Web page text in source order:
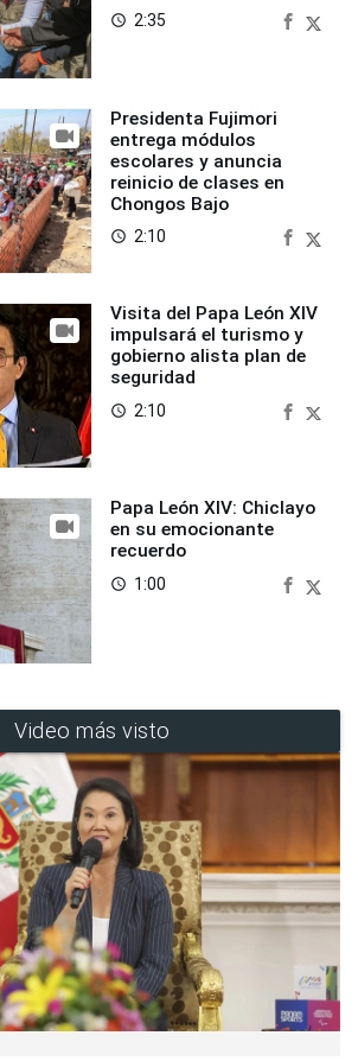
access_time 2:35
Presidenta Fujimori
entrega módulos
escolares y anuncia
reinicio de clases en
Chongos Bajo
access_time 2:10
Visita del Papa León XIV
impulsará el turismo y
gobierno alista plan de
seguridad
access_time 2:10
Papa León XIV: Chiclayo
en su emocionante
recuerdo
access_time 1:00
Video más visto